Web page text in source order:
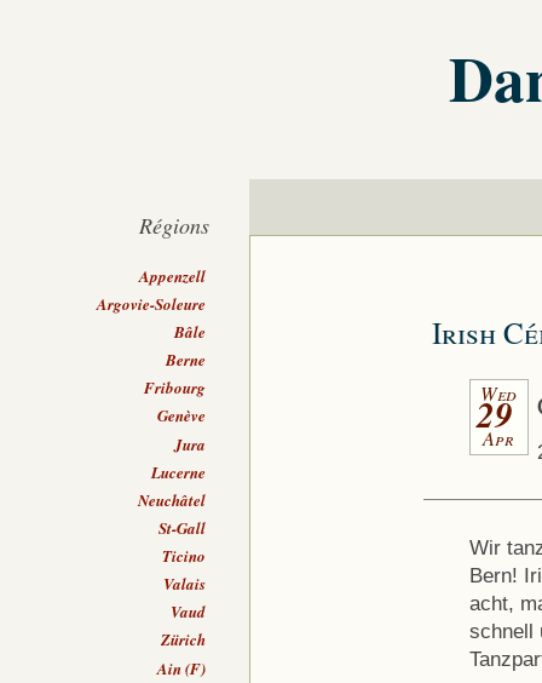
Irish
Wed
29
Apr
Wir
Bern!
acht,
schnell
Régions
Appenzell
Argovie-Soleure
Bâle
Berne
Fribourg
Genève
Jura
Lucerne
Neuchâtel
St-Gall
Ticino
Valais
Vaud
Zürich
Ain (F)